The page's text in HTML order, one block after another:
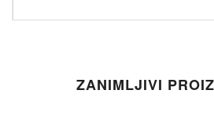
ZANIMLJIVI